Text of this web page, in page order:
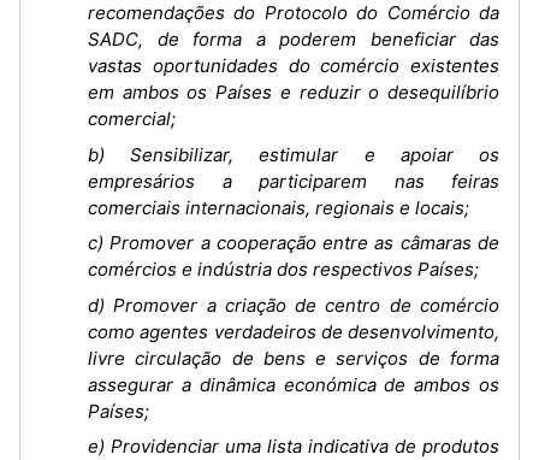
recomendações do Protocolo do Comércio da
SADC, de forma a poderem beneficiar das
vastas oportunidades do comércio existentes
em ambos os Países e reduzir o desequilíbrio
comercial;
b) Sensibilizar, estimular e apoiar os
empresários a participarem nas feiras
comerciais internacionais, regionais e locais;
c) Promover a cooperação entre as câmaras de
comércios e indústria dos respectivos Países;
d) Promover a criação de centro de comércio
como agentes verdadeiros de desenvolvimento,
livre circulação de bens e serviços de forma
assegurar a dinâmica económica de ambos os
Países;
e) Providenciar uma lista indicativa de produtos